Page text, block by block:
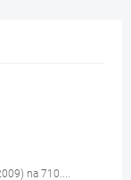
na 710....